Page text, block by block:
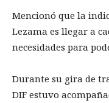
Mencionó que la
Lezama es llegar a
necesidades para
Durante su gira de
DIF estuvo